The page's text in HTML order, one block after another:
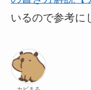
いるので参考に